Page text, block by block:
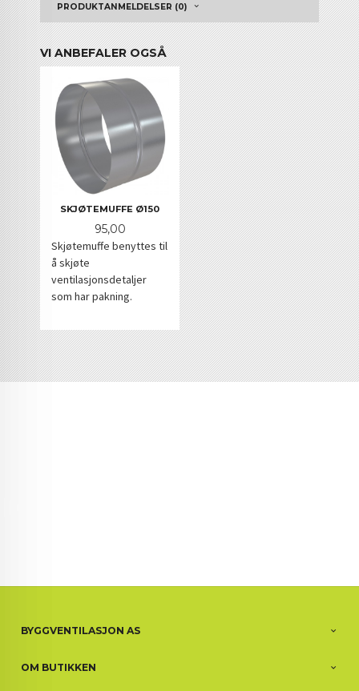
PRODUKTANMELDELSER (0)
VI ANBEFALER OGSÅ
SKJØTEMUFFE Ø150
Pris
95,00
Skjøtemuffe benyttes til
å skjøte
ventilasjonsdetaljer
som har pakning.
BYGGVENTILASJON AS
OM BUTIKKEN